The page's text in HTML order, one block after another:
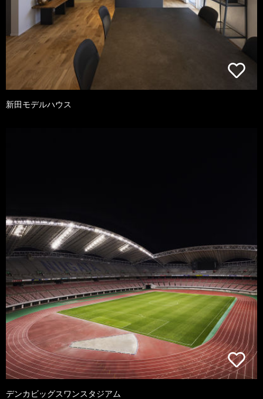
新田モデルハウス
デンカビッグスワンスタジアム